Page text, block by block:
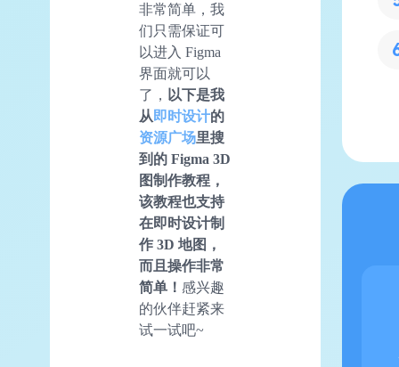
非常简单，我
们只需保证可
以进入 Figma
界面就可以
了， 以下是我
从 即时设计的
资源广场里搜
到的 Figma 3D
图制作教程，
该教程也支持
在即时设计制
作 3D 地图，
而且操作非常
简单！ 感兴趣
的伙伴赶紧来
试一试吧~